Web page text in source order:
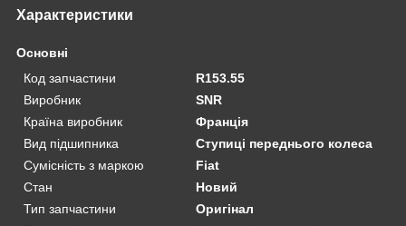
Характеристики
Основні
Код запчастини
R153.55
Виробник
SNR
Країна виробник
Франція
Вид підшипника
Ступиці переднього колеса
Сумісність з маркою
Fiat
Стан
Новий
Тип запчастини
Оригінал